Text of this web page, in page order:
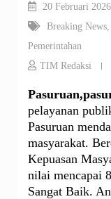
20 Februari 2026
Breaking News
Pemerintahan
TIM Redaksi
pelayanan
Pasuruan
masyarakat.
Kepuasan
nilai mencapai
Sangat Baik.